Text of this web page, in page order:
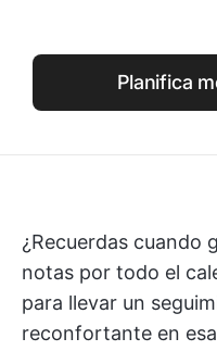
Planifica
¿Recuerdas cuando
notas por todo el
para llevar un
reconfortante en